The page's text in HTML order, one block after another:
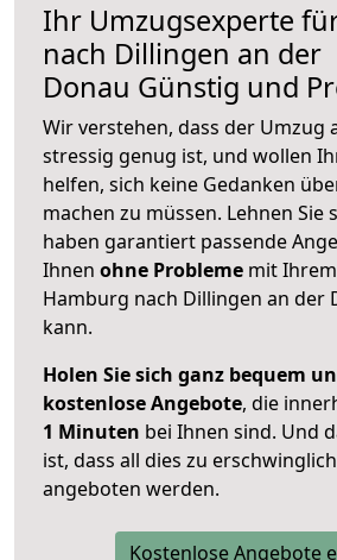
Ihr Umzugsexperte
nach Dillingen an der
Donau Günstig und
Wir verstehen, dass der Umzug
stressig genug ist, und wollen
helfen, sich keine Gedanken
machen zu müssen. Lehnen Sie
haben garantiert passende
Ihnen ohne Probleme mit
Hamburg nach Dillingen an der
kann.
Holen Sie sich ganz bequem
kostenlose Angebote, die
1 Minuten bei Ihnen sind. Und
ist, dass all dies zu
angeboten werden.
Kostenlose Angebote